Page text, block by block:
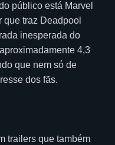
público está Marvel
traz Deadpool
inesperada do
4,3
que nem só de
dos fãs.
trailers que também